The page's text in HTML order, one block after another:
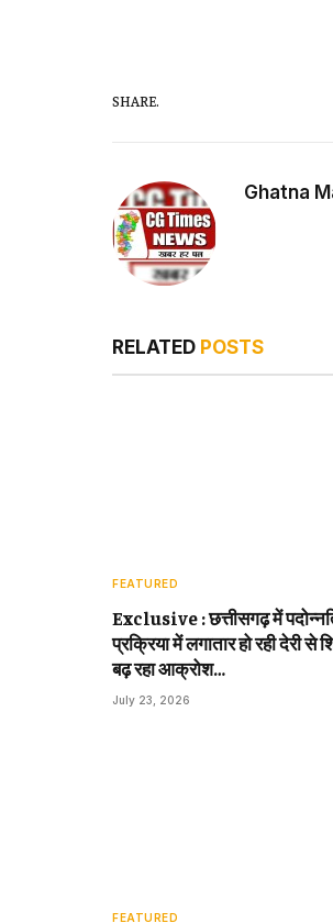
SHARE.
Ghatna
RELATED POSTS
FEATURED
Exclusive : छत्तीसगढ़ में
प्रक्रिया में लगातार हो रही देरी से
बढ़ रहा आक्रोश…
July 23, 2026
FEATURED